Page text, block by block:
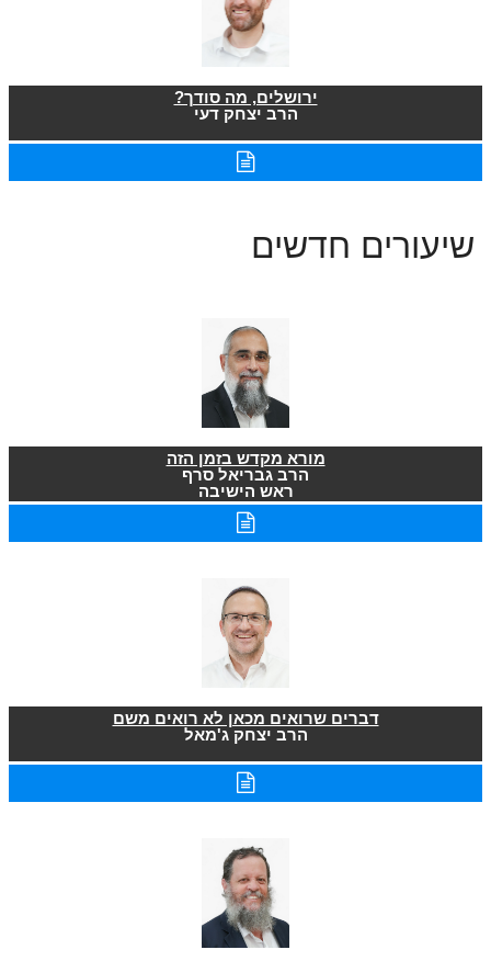
ירושלים, מה סודך?
הרב יצחק דעי
שיעורים חדשים
מורא מקדש בזמן הזה
הרב גבריאל סרף
ראש הישיבה
דברים שרואים מכאן לא רואים משם
הרב יצחק ג'מאל